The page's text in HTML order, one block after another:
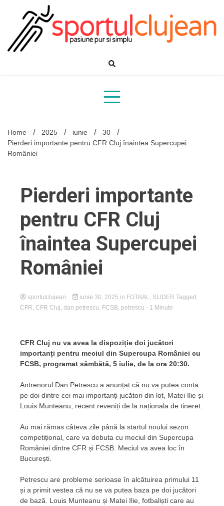
Home 2025 iunie
30
Pierderi importante pentru CFR Cluj înaintea Supercupei
României
Pierderi importante
pentru CFR Cluj
înaintea Supercupei
României
sportulclujean iunie 30, 2025 in FOTBAL SLIDER Tagged
CFR CFR Cluj dan petrescu FCSB petrescu - 1 Minute
CFR Cluj nu va avea la dispoziție doi jucători
importanți pentru meciul din Supercupa României cu
FCSB, programat sâmbătă, 5 iulie, de la ora 20:30.
Antrenorul Dan Petrescu a anunțat că nu va putea conta
pe doi dintre cei mai importanți jucători din lot, Matei Ilie și
Louis Munteanu, recent reveniți de la naționala de tineret.
Au mai rămas câteva zile până la startul noului sezon
competițional, care va debuta cu meciul din Supercupa
României dintre CFR și FCSB. Meciul va avea loc în
București.
Petrescu are probleme serioase în alcătuirea primului 11
și a primit vestea că nu se va putea baza pe doi jucători
de bază. Louis Munteanu și Matei Ilie, fotbaliști care au